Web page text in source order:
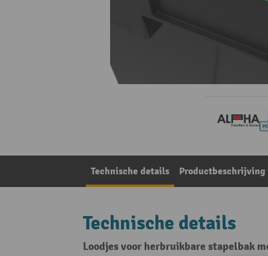
Technische details Productbeschrijving
Technische details
Loodjes voor herbruikbare stapelbak